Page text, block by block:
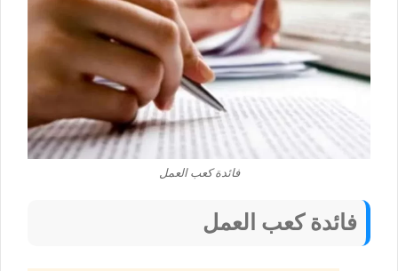
فائدة كعب العمل
فائدة كعب العمل